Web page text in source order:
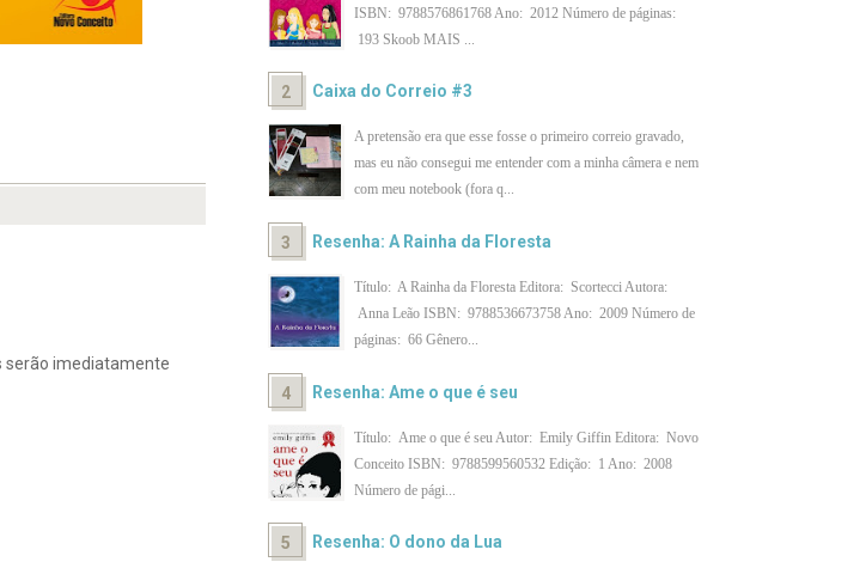
serão imediatamente
ISBN: 9788576861768 Ano: 2012 Número de páginas:
193 Skoob MAIS ...
Caixa do Correio #3
A pretensão era que esse fosse o primeiro correio gravado,
mas eu não consegui me entender com a minha câmera e nem
com meu notebook (fora q...
Resenha: A Rainha da Floresta
Título: A Rainha da Floresta Editora: Scortecci Autora:
Anna Leão ISBN: 9788536673758 Ano: 2009 Número de
páginas: 66 Gênero...
Resenha: Ame o que é seu
Título: Ame o que é seu Autor: Emily Giffin Editora: Novo
Conceito ISBN: 9788599560532 Edição: 1 Ano: 2008
Número de pági...
Resenha: O dono da Lua